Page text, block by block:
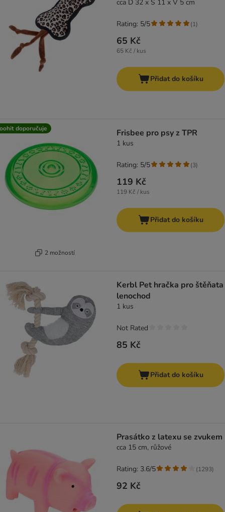
cca D 32 x Š 11 x V 5 cm
65 Kč
65 Kč / kus
Rating: 5/5 (1)
Přidat do košíku
doporučuje
2 možností
Frisbee pro psy z TPR
1 kus
119 Kč
119 Kč / kus
Rating: 5/5 (3)
Přidat do košíku
Kerbl Pet hračka pro štěňata
lenochod
1 kus
85 Kč
Not Rated
Přidat do košíku
Prasátko z latexu se zvukem
cca 15 cm, růžové
92 Kč
Rating: 3.6/5 (1293)